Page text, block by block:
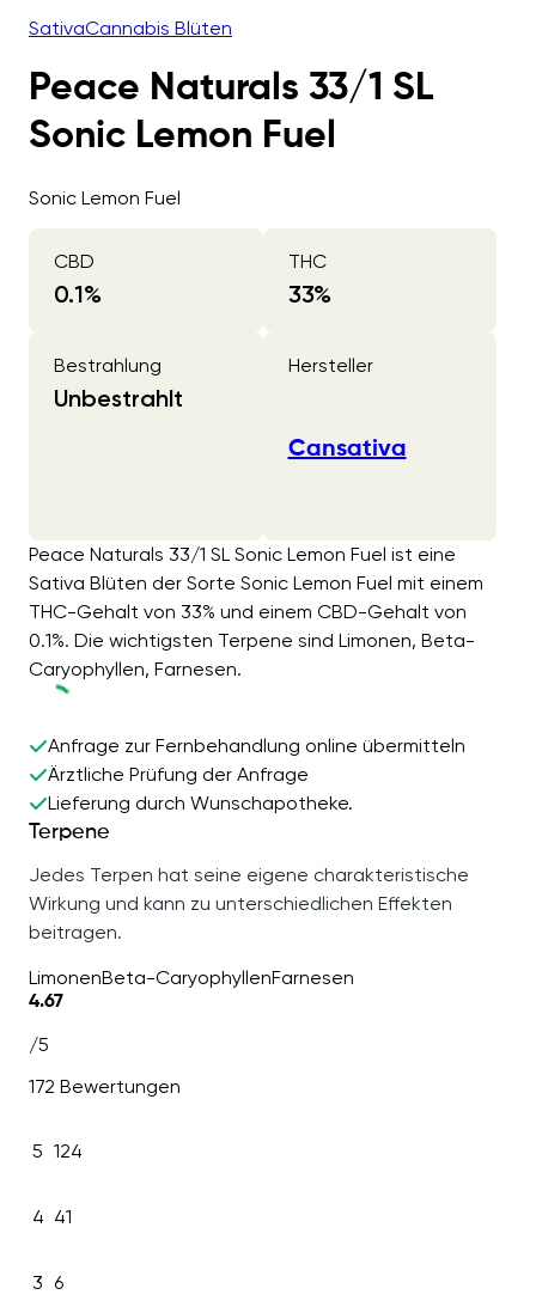
SativaCannabis Blüten
Peace Naturals 33/1 SL
Sonic Lemon Fuel
Sonic Lemon Fuel
CBD
0.1%
THC
33%
Bestrahlung
Unbestrahlt
Hersteller
Cansativa
Peace Naturals 33/1 SL Sonic Lemon Fuel ist eine
Sativa Blüten der Sorte Sonic Lemon Fuel mit einem
THC-Gehalt von 33% und einem CBD-Gehalt von
0.1%. Die wichtigsten Terpene sind Limonen, Beta-
Caryophyllen, Farnesen.
Anfrage zur Fernbehandlung online übermitteln
Ärztliche Prüfung der Anfrage
Lieferung durch Wunschapotheke.
Terpene
Jedes Terpen hat seine eigene charakteristische
Wirkung und kann zu unterschiedlichen Effekten
beitragen.
LimonenBeta-CaryophyllenFarnesen
4.67
/5
172 Bewertungen
5 124
4 41
3 6